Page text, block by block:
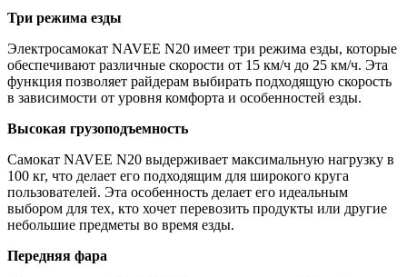
Три режима езды
Электросамокат NAVEE N20 имеет три режима езды, которые
обеспечивают различные скорости от 15 км/ч до 25 км/ч. Эта
функция позволяет райдерам выбирать подходящую скорость
в зависимости от уровня комфорта и особенностей езды.
Высокая грузоподъемность
Самокат NAVEE N20 выдерживает максимальную нагрузку в
100 кг, что делает его подходящим для широкого круга
пользователей. Эта особенность делает его идеальным
выбором для тех, кто хочет перевозить продукты или другие
небольшие предметы во время езды.
Передняя фара